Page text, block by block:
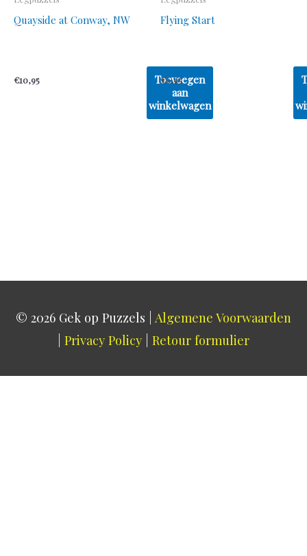
Quayside at Conway, NW
€10,95
Toevoegen
aan
winkelwagen
Flying Start
€6,95
© 2026 Gek op Puzzels
Algemene Voorwaarden
Privacy Policy Retour formulier